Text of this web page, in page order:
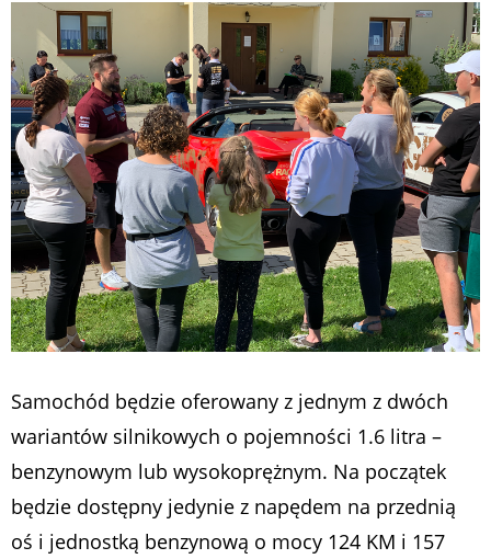
Samochód będzie oferowany z jednym z dwóch
wariantów silnikowych o pojemności 1.6 litra –
benzynowym lub wysokoprężnym. Na początek
będzie dostępny jedynie z napędem na przednią
oś i jednostką benzynową o mocy 124 KM i 157